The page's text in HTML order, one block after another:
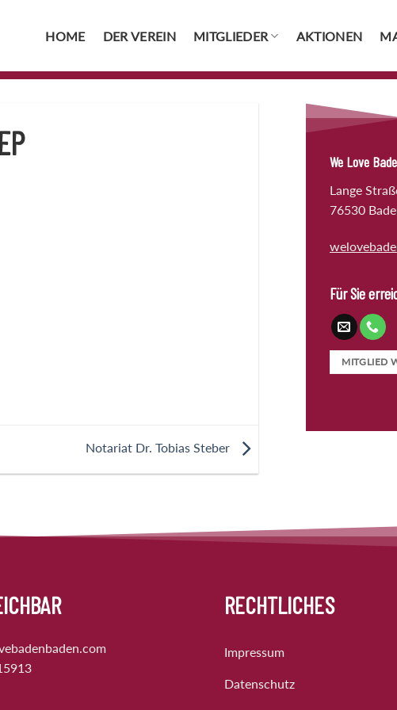
HOME DER VEREIN MITGLIEDER AKTIONEN
Notariat Dr. Tobias Steber
We Love
Lange
76530
Für Sie
MITGLIED
RECHTLICHES
Impressum
Datenschutz